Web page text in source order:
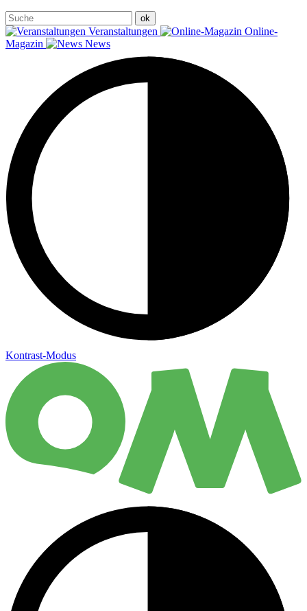
Veranstaltungen
Online-
Magazin
News
Kontrast-Modus